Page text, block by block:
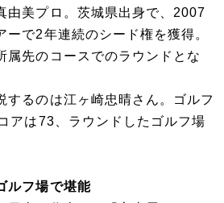
由美プロ。茨城県出身で、2007
ーで2年連続のシード権を獲得。
属先のコースでのラウンドとな
するのは江ヶ崎忠晴さん。ゴルフ
アは73、ラウンドしたゴルフ場
ルフ場で堪能